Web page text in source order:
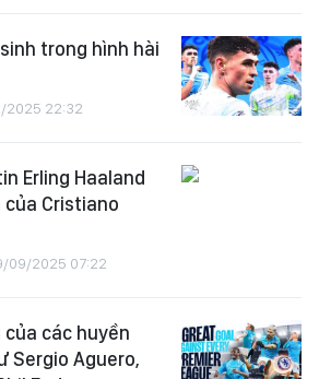
trong hình hài
2025 22:32
Erling Haaland
của Cristiano
09/2025 07:22
của các huyền
Sergio Aguero,